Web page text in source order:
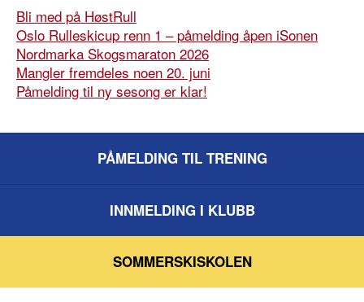
Bli med på HøstRull
Oslo Rulleskicup renn 1 – påmelding åpen iSonen
Nordmarka Skogsmaraton 2026
Mangler fremdeles noen 20. juni
Påmelding til ny sesong er klar!
PÅMELDING TIL TRENING
INNMELDING I KLUBB
SOMMERSKISKOLEN